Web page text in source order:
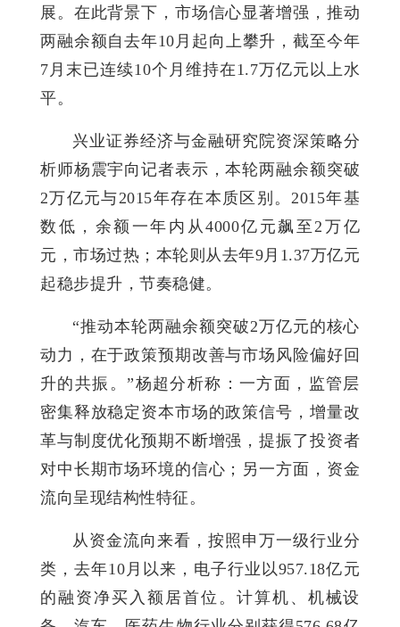
展。在此背景下，市场信心显著增强，推动
两融余额自去年10月起向上攀升，截至今年
7月末已连续10个月维持在1.7万亿元以上水
平。
兴业证券经济与金融研究院资深策略分
析师杨震宇向记者表示，本轮两融余额突破
2万亿元与2015年存在本质区别。2015年基
数低，余额一年内从4000亿元飙至2万亿
元，市场过热；本轮则从去年9月1.37万亿元
起稳步提升，节奏稳健。
“推动本轮两融余额突破2万亿元的核心
动力，在于政策预期改善与市场风险偏好回
升的共振。”杨超分析称：一方面，监管层
密集释放稳定资本市场的政策信号，增量改
革与制度优化预期不断增强，提振了投资者
对中长期市场环境的信心；另一方面，资金
流向呈现结构性特征。
从资金流向来看，按照申万一级行业分
类，去年10月以来，电子行业以957.18亿元
的融资净买入额居首位。计算机、机械设